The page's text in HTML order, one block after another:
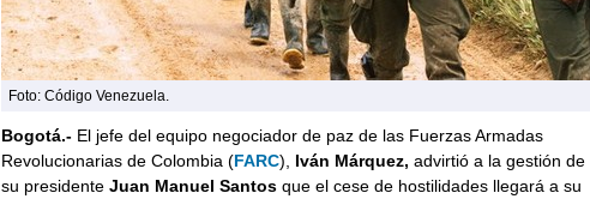
Foto: Código Venezuela.
Bogotá.-El jefe del equipo negociador de paz de las Fuerzas Armadas
Revolucionarias de Colombia (FARC), Iván Márquez, advirtió a la gestión de
su presidenteJuan Manuel Santosque el cese de hostilidades llegará a su